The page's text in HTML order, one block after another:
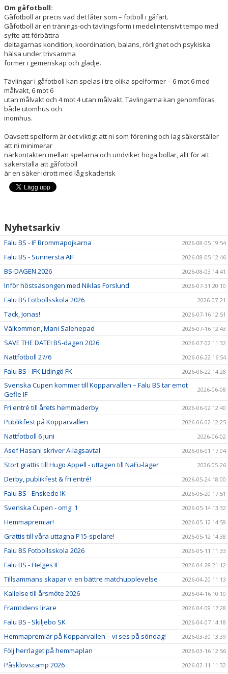
Om gåfotboll:
Gåfotboll är precis vad det låter som – fotboll i gåfart.
Gåfotboll är en tränings-och tävlingsform i medelintensivt tempo med
syfte att förbättra
deltagarnas kondition, koordination, balans, rörlighet och psykiska
hälsa under trivsamma
former i gemenskap och glädje.
Tävlingar i gåfotboll kan spelas i tre olika spelformer – 6 mot 6 med
målvakt, 6 mot 6
utan målvakt och 4 mot 4 utan målvakt. Tävlingarna kan genomföras
både utomhus och
inomhus.
Oavsett spelform är det viktigt att ni som förening och lag säkerställer
att ni minimerar
närkontakten mellan spelarna och undviker höga bollar, allt för att
säkerställa att gåfotboll
är en säker idrott med låg skaderisk
Nyhetsarkiv
Falu BS - IF Brommapojkarna 2026-08-05 19:54
Falu BS - Sunnersta AIF 2026-08-05 12:46
BS-DAGEN 2026 2026-08-03 14:41
Inför höstsäsongen med Niklas Forslund 2026-07-31 20:10
Falu BS Fotbollsskola 2026 2026-07-21
Tack, Jonas! 2026-07-16 12:51
Välkommen, Mani Salehepad 2026-07-16 12:43
SAVE THE DATE! BS-dagen 2026 2026-07-02 11:32
Nattfotboll 27/6 2026-06-22 16:54
Falu BS - IFK Lidingö FK 2026-06-22 14:28
Svenska Cupen kommer till Kopparvallen – Falu BS tar emot
Gefle IF
2026-06-08
Fri entré till årets hemmaderby 2026-06-02 12:40
Publikfest på Kopparvallen 2026-06-02 12:25
Nattfotboll 6 juni 2026-06-02
Asef Hasani skriver A-lagsavtal 2026-06-01 17:04
Stort grattis till Hugo Appell - uttagen till NaFu-läger 2026-05-26
Derby, publikfest & fri entré! 2026-05-24 18:00
Falu BS - Enskede IK 2026-05-20 17:51
Svenska Cupen - omg. 1 2026-05-14 13:32
Hemmapremiär! 2026-05-12 14:59
Grattis till våra uttagna P15-spelare! 2026-05-12 14:38
Falu BS Fotbollsskola 2026 2026-05-11 11:33
Falu BS - Helges IF 2026-04-28 21:12
Tillsammans skapar vi en bättre matchupplevelse 2026-04-20 11:13
Kallelse till årsmöte 2026 2026-04-16 10:10
Framtidens lirare 2026-04-09 17:28
Falu BS - Skiljebo SK 2026-04-07 14:18
Hemmapremiär på Kopparvallen – vi ses på söndag! 2026-03-30 13:39
Följ herrlaget på hemmaplan 2026-03-16 12:56
Påsklovscamp 2026 2026-02-11 11:32